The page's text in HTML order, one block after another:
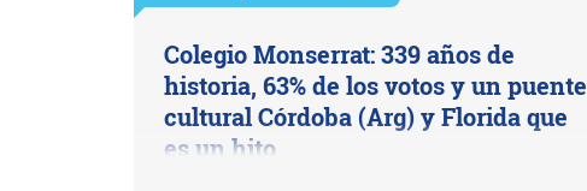
Colegio Monserrat: 339 años de
historia, 63% de los votos y un puente
cultural Córdoba (Arg) y Florida que
es un hito